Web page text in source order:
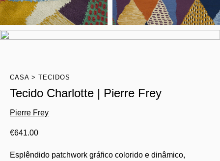
CASA TECIDOS
Tecido Charlotte | Pierre Frey
Pierre Frey
€641.00
Esplêndido patchwork gráfico colorido e dinâmico,